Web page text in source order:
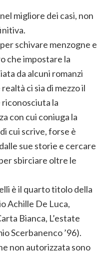
migliore dei casi, non
schivare menzogne e
che impostare la
da alcuni romanzi
ci sia di mezzo il
riconosciuta la
con cui coniuga la
cui scrive, forse è
sue storie e cercare
sbirciare oltre le
è il quarto titolo della
Achille De Luca,
Bianca, L’estate
Scerbanenco ’96).
non autorizzata sono